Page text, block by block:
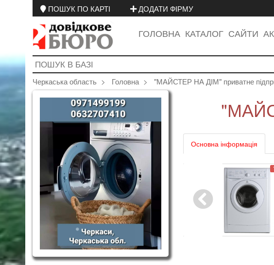
ПОШУК ПО КАРТІ ДОДАТИ ФІРМУ
ГОЛОВНА КАТАЛОГ САЙТИ
Черкаська область Головна "МАЙСТЕР НА ДІМ" приватне
Основна інформація
6 7 8